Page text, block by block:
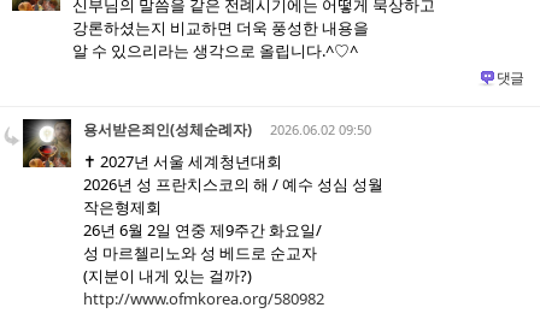
신부님의 말씀을 같은 전례시기에는 어떻게 묵상하고
강론하셨는지 비교하면 더욱 풍성한 내용을
알 수 있으리라는 생각으로 올립니다.^♡^
댓글
용서받은죄인(성체순례자) 2026.06.02 09:50
✝️ 2027년 서울 세계청년대회
2026년 성 프란치스코의 해 / 예수 성심 성월
작은형제회
26년 6월 2일 연중 제9주간 화요일/
성 마르첼리노와 성 베드로 순교자
(지분이 내게 있는 걸까?)
http://www.ofmkorea.org/580982